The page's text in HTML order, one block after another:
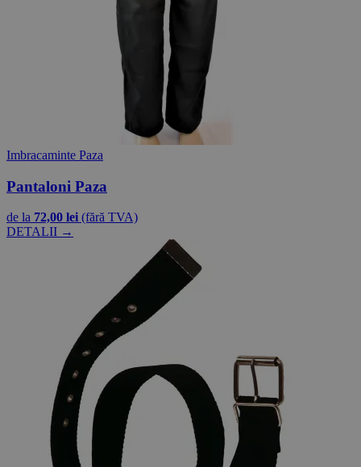
Imbracaminte Paza
Pantaloni Paza
de la 72,00 lei (fără TVA)
DETALII →